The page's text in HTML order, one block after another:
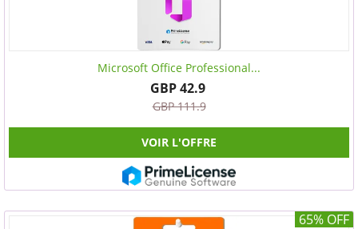
Microsoft Office Professional...
GBP 42.9
GBP 111.9
VOIR L'OFFRE
65% OFF